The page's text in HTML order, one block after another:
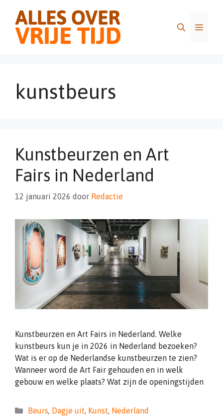
inhoud
Menu
kunstbeurs
Kunstbeurzen en Art
Fairs in Nederland
12 januari 2026 door Redactie
Kunstbeurzen en Art Fairs in Nederland. Welke
kunstbeurs kun je in 2026 in Nederland bezoeken?
Wat is er op de Nederlandse kunstbeurzen te zien?
Wanneer word de Art Fair gehouden en in welk
gebouw en welke plaats? Wat zijn de openingstijden
Categorieën
Beurs, Dagje uit, Kunst, Nederland